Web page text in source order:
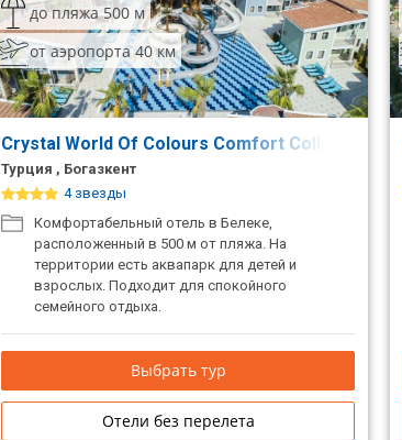
до пляжа 500 м
от аэропорта 40 км
Crystal World Of Colours Comfort Collection
Турция , Богазкент
4 звезды
Комфортабельный отель в Белеке,
расположенный в 500 м от пляжа. На
территории есть аквапарк для детей и
взрослых. Подходит для спокойного
семейного отдыха.
Выбрать тур
Отели без перелета